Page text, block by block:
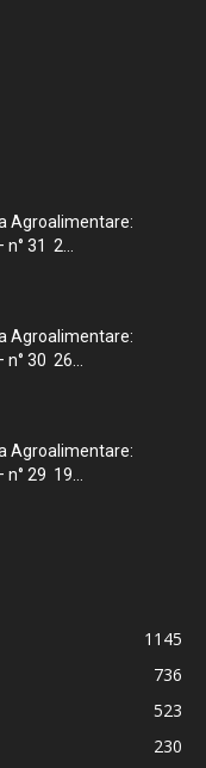
Agroalimentare:
31 2...
Agroalimentare:
30 26...
Agroalimentare:
29 19...
1145
736
523
230